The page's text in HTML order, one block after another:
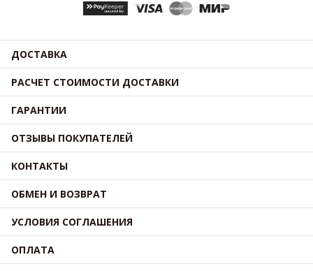
ДОСТАВКА
РАСЧЕТ СТОИМОСТИ ДОСТАВКИ
ГАРАНТИИ
ОТЗЫВЫ ПОКУПАТЕЛЕЙ
КОНТАКТЫ
ОБМЕН И ВОЗВРАТ
УСЛОВИЯ СОГЛАШЕНИЯ
ОПЛАТА